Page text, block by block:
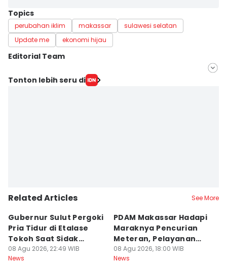
Topics
perubahan iklim makassar
sulawesi selatan
Update me
ekonomi hijau
Editorial Team
Editor
Tonton lebih seru di
Related Articles See More
Gubernur Sulut Pergoki
Pria Tidur di Etalase
Tokoh Saat Sidak
Gedung
08 Agu 2026, 22:49 WIB
News
PDAM Makassar Hadapi
Maraknya Pencurian
Meteran, Pelayanan
Ikut Terdampak
08 Agu 2026, 18:00 WIB
News